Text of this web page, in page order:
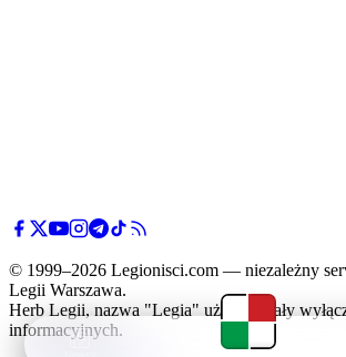
© 1999–2026 Legionisci.com — niezależny
Legii Warszawa.
Herb Legii, nazwa "Legia" użyte zostały
informacyjnych.